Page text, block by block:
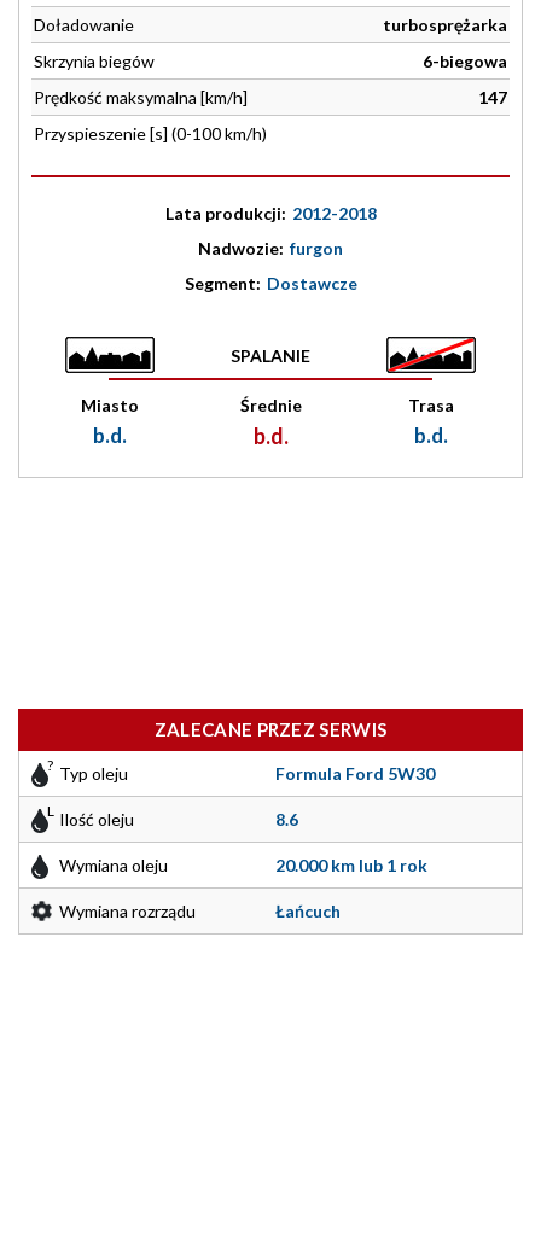
Doładowanie
turbosprężarka
Skrzynia biegów
6-biegowa
Prędkość maksymalna [km/h]
147
Przyspieszenie [s] (0-100 km/h)
Lata produkcji: 2012-2018
Nadwozie: furgon
Segment: Dostawcze
SPALANIE
Miasto
b.d.
Średnie
b.d.
Trasa
b.d.
ZALECANE PRZEZ SERWIS
Typ oleju Formula Ford 5W30
Ilość oleju 8.6
Wymiana oleju 20.000 km lub 1 rok
Wymiana rozrządu Łańcuch